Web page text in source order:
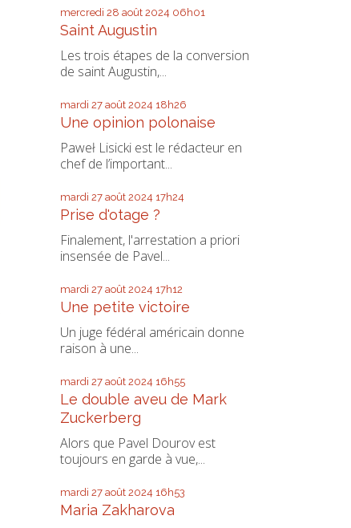
mercredi 28 août 2024 06h01
Saint Augustin
Les trois étapes de la conversion
de saint Augustin,...
mardi 27 août 2024 18h26
Une opinion polonaise
Paweł Lisicki est le rédacteur en
chef de l’important...
mardi 27 août 2024 17h24
Prise d'otage ?
Finalement, l'arrestation a priori
insensée de Pavel...
mardi 27 août 2024 17h12
Une petite victoire
Un juge fédéral américain donne
raison à une...
mardi 27 août 2024 16h55
Le double aveu de Mark
Zuckerberg
Alors que Pavel Dourov est
toujours en garde à vue,...
mardi 27 août 2024 16h53
Maria Zakharova